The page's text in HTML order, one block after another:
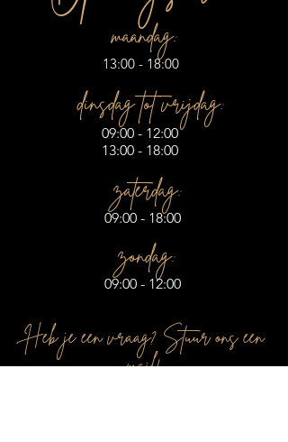
maandag:
13:00 - 18:00
dinsdag tot vrijdag:
09:00 - 12:00
13:00 - 18:00
zaterdag:
09:00 - 18:00
zondag:
09:00 - 12:00
Heb je een vraag? Stuur ons een
mail!